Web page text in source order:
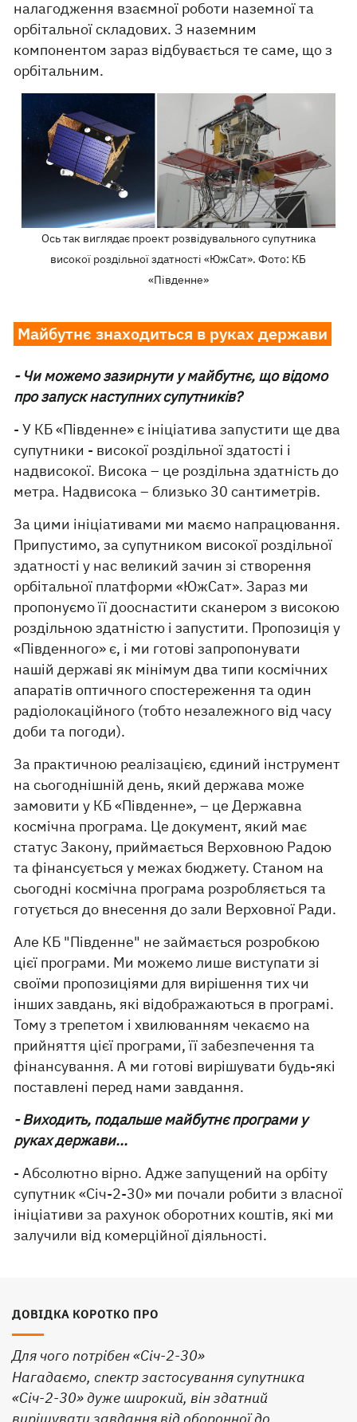
налагодження взаємної роботи наземної та
орбітальної складових. З наземним
компонентом зараз відбувається те саме, що з
орбітальним.
Ось так виглядає проект розвідувального супутника
високої роздільної здатності «ЮжСат». Фото: КБ
«Південне»
Майбутнє знаходиться в руках держави
- Чи можемо зазирнути у майбутнє, що відомо
про запуск наступних супутників?
- У КБ «Південне» є ініціатива запустити ще два
супутники - високої роздільної здатості і
надвисокої. Висока – це роздільна здатність до
метра. Надвисока – близько 30 сантиметрів.
За цими ініціативами ми маємо напрацювання.
Припустимо, за супутником високої роздільної
здатності у нас великий зачин зі створення
орбітальної платформи «ЮжСат». Зараз ми
пропонуємо її дооснастити сканером з високою
роздільною здатністю і запустити. Пропозиція у
«Південного» є, і ми готові запропонувати
нашій державі як мінімум два типи космічних
апаратів оптичного спостереження та один
радіолокаційного (тобто незалежного від часу
доби та погоди).
За практичною реалізацією, єдиний інструмент
на сьогоднішній день, який держава може
замовити у КБ «Південне», – це Державна
космічна програма. Це документ, який має
статус Закону, приймається Верховною Радою
та фінансується у межах бюджету. Станом на
сьогодні космічна програма розробляється та
готується до внесення до зали Верховної Ради.
Але КБ "Південне" не займається розробкою
цієї програми. Ми можемо лише виступати зі
своїми пропозиціями для вирішення тих чи
інших завдань, які відображаються в програмі.
Тому з трепетом і хвилюванням чекаємо на
прийняття цієї програми, її забезпечення та
фінансування. А ми готові вирішувати будь-які
поставлені перед нами завдання.
- Виходить, подальше майбутнє програми у
руках держави...
- Абсолютно вірно. Адже запущений на орбіту
супутник «Січ-2-30» ми почали робити з власної
ініціативи за рахунок оборотних коштів, які ми
залучили від комерційної діяльності.
ДОВІДКА КОРОТКО ПРО
Для чого потрібен «Січ-2-30»
Нагадаємо, спектр застосування супутника
«Січ-2-30» дуже широкий, він здатний
вирішувати завдання від оборонної до